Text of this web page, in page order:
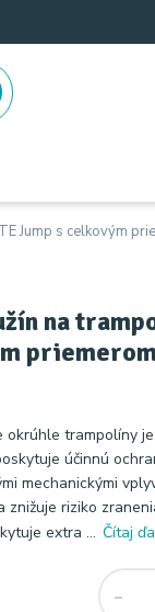
Jump s celkovým
na
trampolíny
účinnú
mechanickými
riziko
extra ... Čítaj